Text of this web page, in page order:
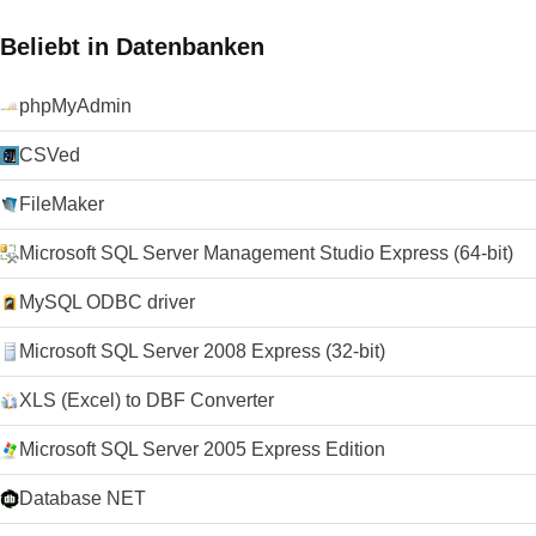
Beliebt in Datenbanken
phpMyAdmin
CSVed
FileMaker
Microsoft SQL Server Management Studio Express (64-bit)
MySQL ODBC driver
Microsoft SQL Server 2008 Express (32-bit)
XLS (Excel) to DBF Converter
Microsoft SQL Server 2005 Express Edition
Database NET